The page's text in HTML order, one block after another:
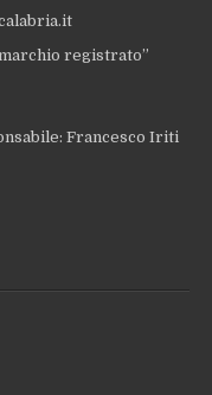
registrato”
Francesco Iriti